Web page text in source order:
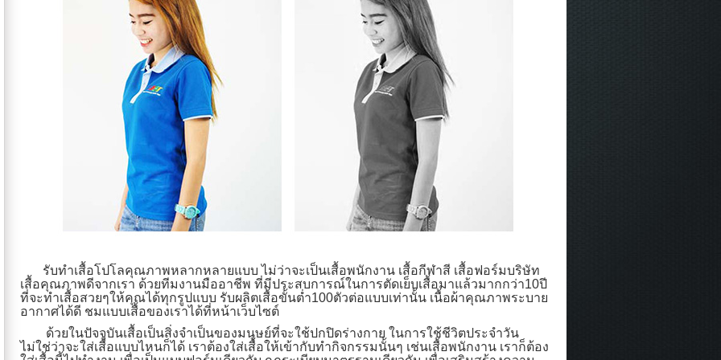
รับทำเสื้อโปโลคุณภาพหลากหลายแบบ ไม่ว่าจะเป็นเสื้อพนักงาน เสื้อกีฬาสี เสื้อฟอร์มบริษัท
เสื้อคุณภาพดีจากเรา ด้วยทีมงานมืออาชีพ ที่มีประสบการณ์ในการตัดเย็บเสื้อมาแล้วมากกว่า10ปี
ที่จะทำเสื้อสวยๆให้คุณได้ทุกรูปแบบ รับผลิตเสื้อขั้นต่ำ100ตัวต่อแบบเท่านั้น เนื้อผ้าคุณภาพระบาย
อากาศได้ดี ชมแบบเสื้อของเราได้ที่หน้าเว็บไซต์
ด้วยในปัจจุบันเสื้อเป็นสิ่งจำเป็นของมนุษย์ที่จะใช้ปกปิดร่างกาย ในการใช้ชีวิตประจำวัน
ไม่ใช่ว่าจะใส่เสื้อแบบไหนก็ได้ เราต้องใส่เสื้อให้เข้ากับทำกิจกรรมนั้นๆ เช่นเสื้อพนักงาน เราก็ต้อง